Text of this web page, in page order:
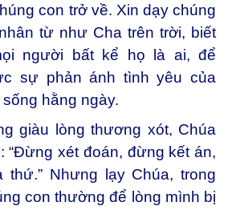
con trở về. Xin dạy chúng
từ như Cha trên trời, biết
người bất kể họ là ai, để
sự phản ánh tình yêu của
hằng ngày.
giàu lòng thương xót, Chúa
“Đừng xét đoán, đừng kết án,
thứ.” Nhưng lạy Chúa, trong
con thường để lòng mình bị